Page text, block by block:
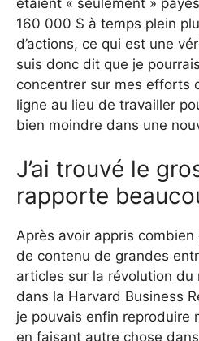
160 000 $ à temps plein
d’actions, ce qui est une
suis donc dit que je
concentrer sur mes efforts
ligne au lieu de travailler
bien moindre dans une
J’ai trouvé le
rapporte
Après avoir appris
de contenu de grandes
articles sur la révolution
dans la Harvard Business
je pouvais enfin reproduire
en faisant autre chose